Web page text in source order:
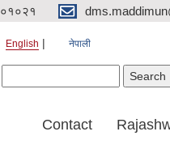
English नेपाली
Contact